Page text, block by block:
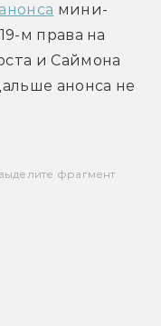
мини-
м права на
и Саймона
анонса не
фрагмент